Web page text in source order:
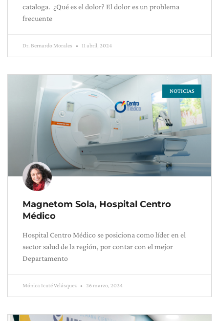
cataloga. ¿Qué es el dolor? El dolor es un problema
frecuente
Dr. Bernardo Morales 11 abril, 2024
NOTICIAS
Magnetom Sola, Hospital Centro
Médico
Hospital Centro Médico se posiciona como líder en el
sector salud de la región, por contar con el mejor
Departamento
Mónica Icuté Velásquez 26 marzo, 2024